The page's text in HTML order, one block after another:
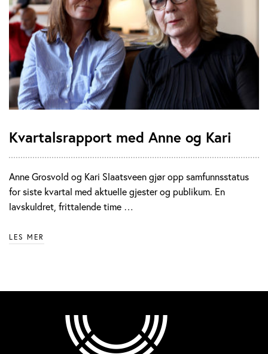
Kvartalsrapport med Anne og Kari
Anne Grosvold og Kari Slaatsveen gjør opp samfunnsstatus
for siste kvartal med aktuelle gjester og publikum. En
lavskuldret, frittalende time …
LES MER